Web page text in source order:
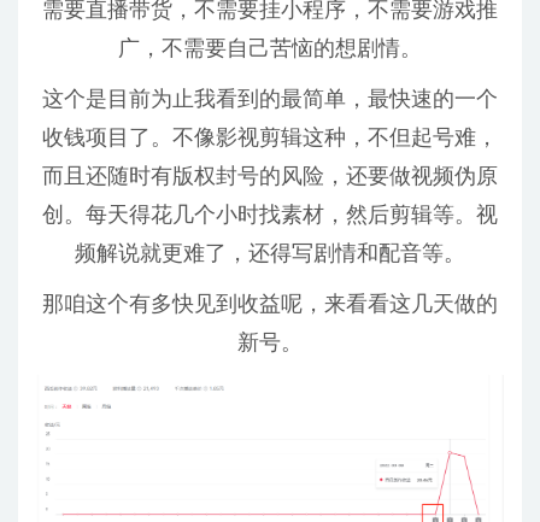
需要直播带货，不需要挂小程序，不需要游戏推
广，不需要自己苦恼的想剧情。
这个是目前为止我看到的最简单，最快速的一个
收钱项目了。不像影视剪辑这种，不但起号难，
而且还随时有版权封号的风险，还要做视频伪原
创。每天得花几个小时找素材，然后剪辑等。视
频解说就更难了，还得写剧情和配音等。
那咱这个有多快见到收益呢，来看看这几天做的
新号。